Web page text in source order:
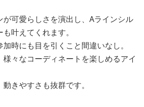
が可愛らしさを演出し、Aラインシル
叶えてくれます。
時にも目を引くこと間違いなし。
様々なコーディネートを楽しめるアイ
きやすさも抜群です。